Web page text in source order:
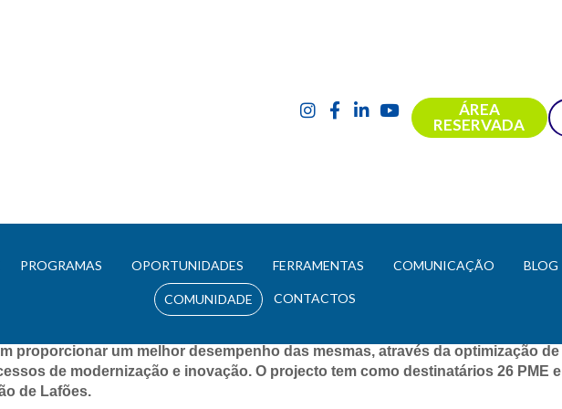
ÁREA
RESERVADA
PROGRAMAS OPORTUNIDADES FERRAMENTAS COMUNICAÇÃO BLOG
COMUNIDADE CONTACTOS
V
Dinamizar V destina-se a elevar a capacidade competitiva das micro e
proporcionar um melhor desempenho das mesmas, através da optimização
de modernização e inovação. O projecto tem como destinatários 26 PME
de Lafões.